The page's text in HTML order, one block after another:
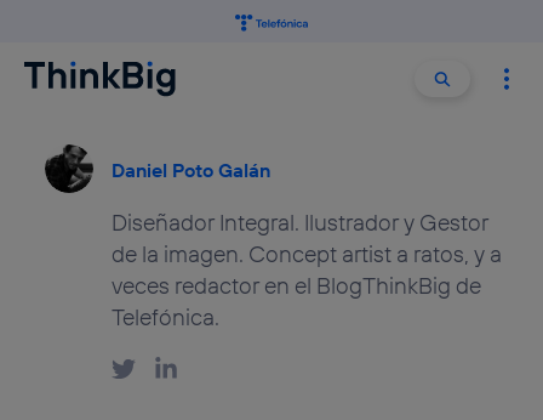
Buscar
Daniel Poto Galán
Diseñador Integral. Ilustrador y Gestor
de la imagen. Concept artist a ratos, y a
veces redactor en el BlogThinkBig de
Telefónica.